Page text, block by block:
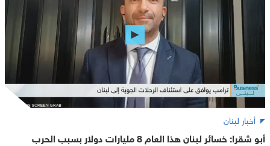
أخبار لبنان
أبو شقرا: خسائر لبنان هذا العام 8 مليارات دولار بسبب الحرب